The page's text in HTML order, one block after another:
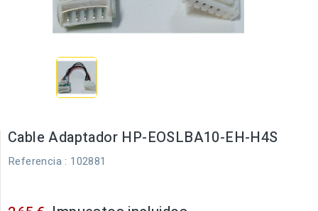
Cable Adaptador HP-EOSLBA10-EH-H4S
Referencia : 102881